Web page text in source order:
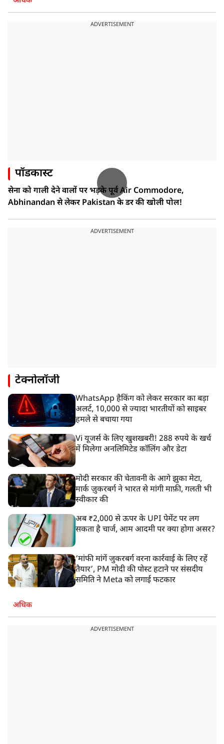
ADVERTISEMENT
पॉडकास्ट
सेना को गाली देने वालों पर भड़के पूर्व Air Commodore,
Abhinandan से लेकर Pakistan के डर की खोली पोल!
ADVERTISEMENT
टेक्नोलॉजी
WhatsApp हैकिंग को लेकर सरकार का बड़ा
अलर्ट, 10,000 से ज्यादा भारतीयों को साइबर
हमले से बचाया गया
Vi यूजर्स के लिए खुशखबरी! 288 रुपये के खर्च
में मिलेगा अनलिमिटेड कॉलिंग और डेटा
मोदी सरकार की चेतावनी के आगे झुका मेटा,
मार्क ज़ुकरबर्ग ने भारत से मांगी माफ़ी, गलती भी
स्वीकार की
अब ₹2,000 से ऊपर के UPI पेमेंट पर लग
सकता है चार्ज, आम आदमी पर क्या होगा असर?
‘मांफी मांगें जुकरबर्ग वरना कार्रवाई के लिए रहें
तैयार’, PM मोदी की पोस्ट हटाने पर संसदीय
समिति ने Meta को लगाई फटकार
अधिक
ADVERTISEMENT